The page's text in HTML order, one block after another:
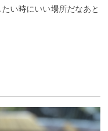
い時にいい場所だなあと